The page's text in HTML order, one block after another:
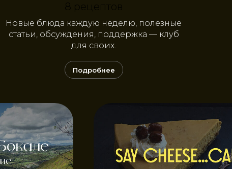
8 рецептов
Новые блюда каждую неделю, полезные
статьи, обсуждения, поддержка — клуб
для своих.
Подробнее